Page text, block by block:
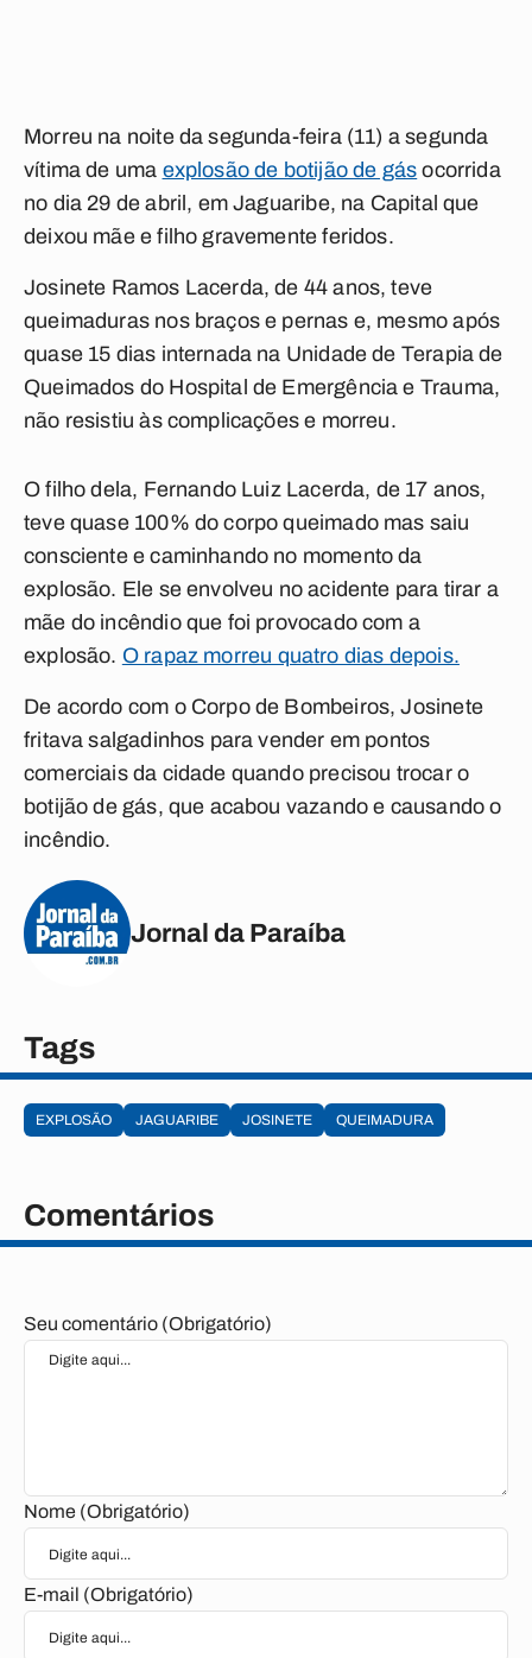
Morreu na noite da segunda-feira (11) a segunda
vítima de uma explosão de botijão de gás ocorrida
no dia 29 de abril, em Jaguaribe, na Capital que
deixou mãe e filho gravemente feridos.
Josinete Ramos Lacerda, de 44 anos, teve
queimaduras nos braços e pernas e, mesmo após
quase 15 dias internada na Unidade de Terapia de
Queimados do Hospital de Emergência e Trauma,
não resistiu às complicações e morreu.
O filho dela, Fernando Luiz Lacerda, de 17 anos,
teve quase 100% do corpo queimado mas saiu
consciente e caminhando no momento da
explosão. Ele se envolveu no acidente para tirar a
mãe do incêndio que foi provocado com a
explosão. O rapaz morreu quatro dias depois.
De acordo com o Corpo de Bombeiros, Josinete
fritava salgadinhos para vender em pontos
comerciais da cidade quando precisou trocar o
botijão de gás, que acabou vazando e causando o
incêndio.
Jornal da Paraíba
Tags
EXPLOSÃO JAGUARIBE JOSINETE QUEIMADURA
Comentários
Seu comentário (Obrigatório)
Nome (Obrigatório)
E-mail (Obrigatório)